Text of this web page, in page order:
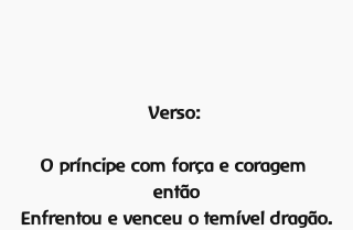
Verso:
O príncipe com força e coragem
então
Enfrentou e venceu o temível dragão.